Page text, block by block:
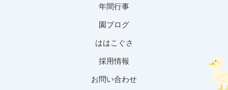
年間行事
園ブログ
ははこぐさ
採用情報
お問い合わせ